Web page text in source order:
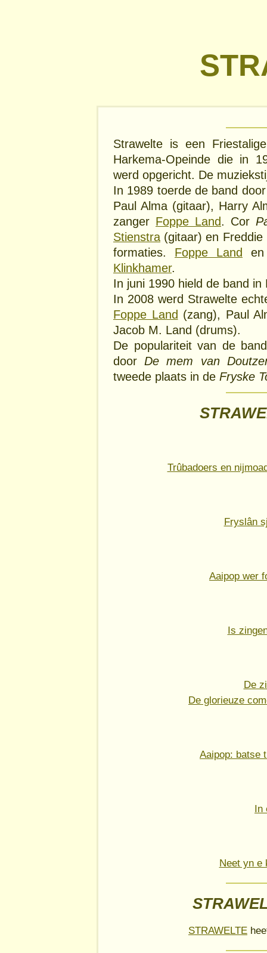
Strawelte is een
Harkema-Opeinde die in
werd opgericht. De
In 1989 toerde de band
Paul Alma (gitaar), Harry
zanger Foppe Land. Cor
Stienstra (gitaar) en
formaties. Foppe Land
en
Klinkhamer.
In juni 1990 hield de band
In 2008 werd Strawelte
Foppe Land (zang), Paul
Jacob M. Land (drums).
De populariteit van de
doorDe mem van
tweede plaats in de Fryske
Trûbadoers en
Fryslân
Aaipop wer
Is
De
De glorieuze
Aaipop: batse
In
Neet yn e
STRAWELTE